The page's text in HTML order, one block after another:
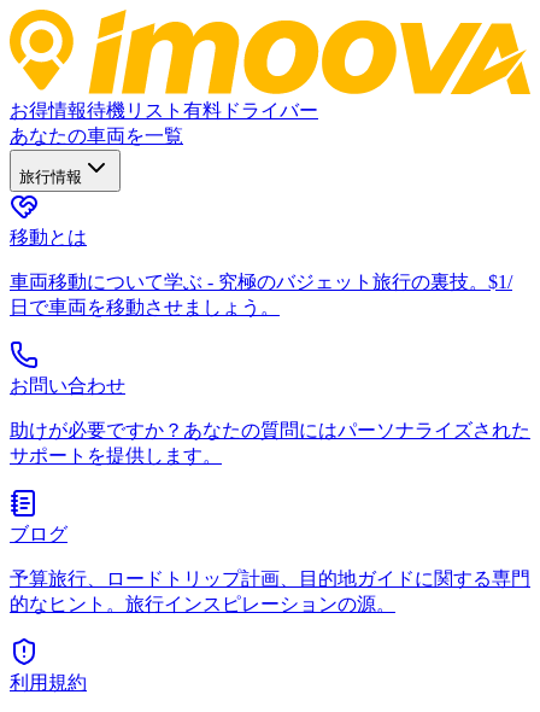
お得情報待機リスト 有料ドライバー
あなたの車両を一覧
旅行情報
移動とは
車両移動について学ぶ - 究極のバジェット旅行の裏技。$1/
日で車両を移動させましょう。
お問い合わせ
助けが必要ですか？あなたの質問にはパーソナライズされた
サポートを提供します。
ブログ
予算旅行、ロードトリップ計画、目的地ガイドに関する専門
的なヒント。旅行インスピレーションの源。
利用規約